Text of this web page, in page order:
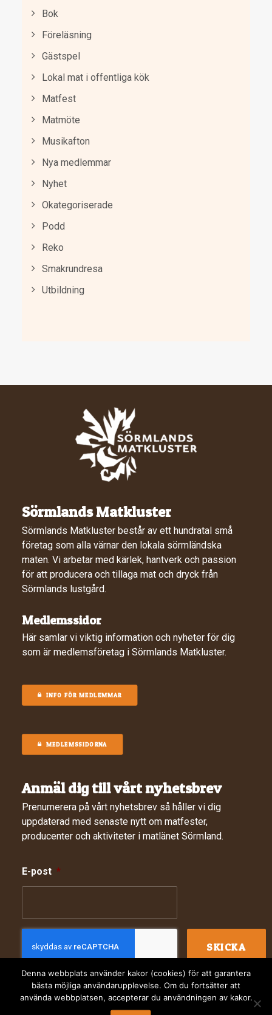
Bok
Föreläsning
Gästspel
Lokal mat i offentliga kök
Matfest
Matmöte
Musikafton
Nya medlemmar
Nyhet
Okategoriserade
Podd
Reko
Smakrundresa
Utbildning
Sörmlands Matkluster
Sörmlands Matkluster består av ett hundratal små
företag som alla värnar den lokala sörmländska
maten. Vi arbetar med kärlek, hantverk och passion
för att producera och tillaga mat och dryck från
Sörmlands lustgård.
Medlemssidor
Här samlar vi viktig information och nyheter för dig
som är medlemsföretag i Sörmlands Matkluster.
INFO FÖR MEDLEMMAR
MEDLEMSSIDORNA
Anmäl dig till vårt nyhetsbrev
Prenumerera på vårt nyhetsbrev så håller vi dig
uppdaterad med senaste nytt om matfester,
producenter och aktiviteter i matlänet Sörmland.
E-post *
Denna webbplats använder kakor (cookies) för att garantera
bästa möjliga användarupplevelse. Om du fortsätter att
använda webbplatsen, accepterar du användningen av kakor.